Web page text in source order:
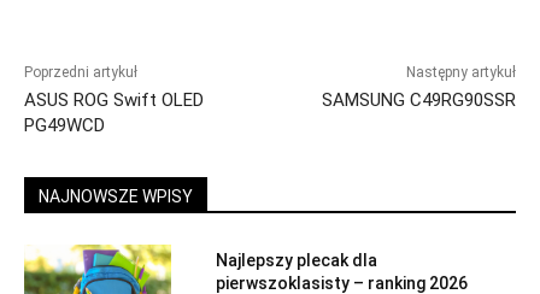
Poprzedni artykuł
ASUS ROG Swift OLED
PG49WCD
Następny artykuł
SAMSUNG C49RG90SSR
NAJNOWSZE WPISY
Najlepszy plecak dla
pierwszoklasisty – ranking 2026